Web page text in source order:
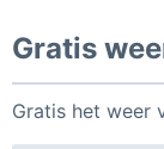
Gratis
Gratis het weer